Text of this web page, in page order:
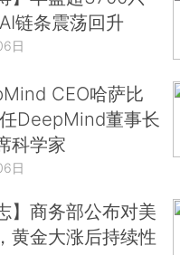
链条震荡回升
日
CEO哈萨比
DeepMind董事长
科学家
日
】商务部公布对美
黄金大涨后持续性